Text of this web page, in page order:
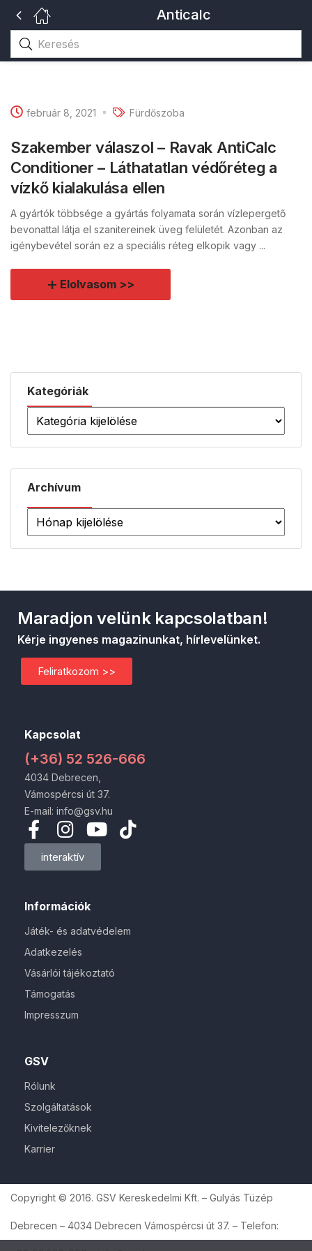
Anticalc
Kategóriák
Archívum
február 8, 2021 Fürdőszoba
Szakember válaszol – Ravak AntiCalc
Conditioner – Láthatatlan védőréteg a
vízkő kialakulása ellen
A gyártók többsége a gyártás folyamata során vízlepergető
bevonattal látja el szanitereinek üveg felületét. Azonban az
igénybevétel során ez a speciális réteg elkopik vagy ...
Elolvasom >>
GSV
Rólunk
Szolgáltatások
Kivitelezőknek
Karrier
Információk
Játék- és adatvédelem
Adatkezelés
Vásárlói tájékoztató
Támogatás
Impresszum
Kapcsolat
(+36) 52 526-666
4034 Debrecen,
Vámospércsi út 37.
E-mail: info@gsv.hu
interaktív
Maradjon velünk kapcsolatban!
Kérje ingyenes magazinunkat, hírlevelünket.
Feliratkozom >>
Copyright © 2016. GSV Kereskedelmi Kft. – Gulyás Tüzép
Debrecen – 4034 Debrecen Vámospércsi út 37. – Telefon: